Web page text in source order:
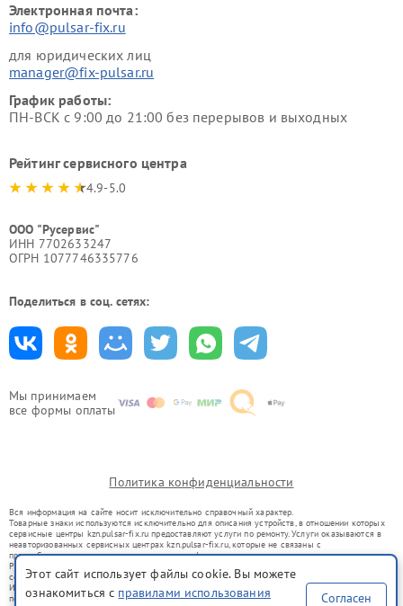
Мы принимаем
все формы оплаты
Электронная почта:
info@pulsar-fix.ru
для юридических лиц
manager@fix-pulsar.ru
График работы:
ПН-ВСК с 9:00 до 21:00 без перерывов и выходных
Рейтинг сервисного центра
4.9-5.0
ООО "Русервис"
ИНН 7702633247
ОГРН 1077746335776
Поделиться в соц. сетях:
Политика конфиденциальности
Вся информация на сайте носит исключительно справочный характер.
Товарные знаки используются исключительно для описания устройств, в отношении которых
сервисные центры kzn.pulsar-fix.ru предоставляют услуги по ремонту. Услуги оказываются в
неавторизованных сервисных центрах kzn.pulsar-fix.ru, которые не связаны с
правообладателями товарных знаков или их официальными представителями.
Ремонт осуществляется для устройств, уже введенных в гражданский оборот в соответствии
со статьей 1487 ГК РФ.
Использование товарных знаков не преследует цели индивидуализации услуг или введения
потребителей в заблуждение, а служит для информирования о предоставляемых услугах по
Этот сайт использует файлы cookie. Вы можете
ознакомиться с правилами использования
Согласен